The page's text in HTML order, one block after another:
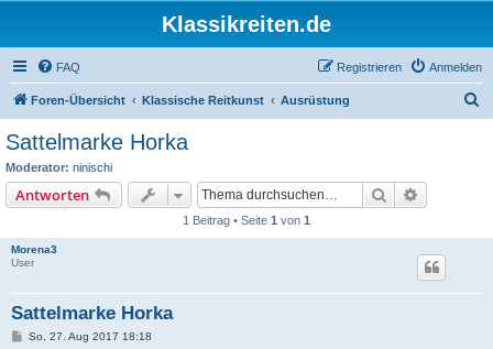
Klassikreiten.de
FAQ Anmelden
Registrieren
Foren-Übersicht Klassische Reitkunst Ausrüstung
Sattelmarke Horka
Moderator: ninischi
Antworten Suche
1 Beitrag • Seite 1 von 1
Morena3
User
Sattelmarke Horka
BSo, 27. Aug 2017 18:18